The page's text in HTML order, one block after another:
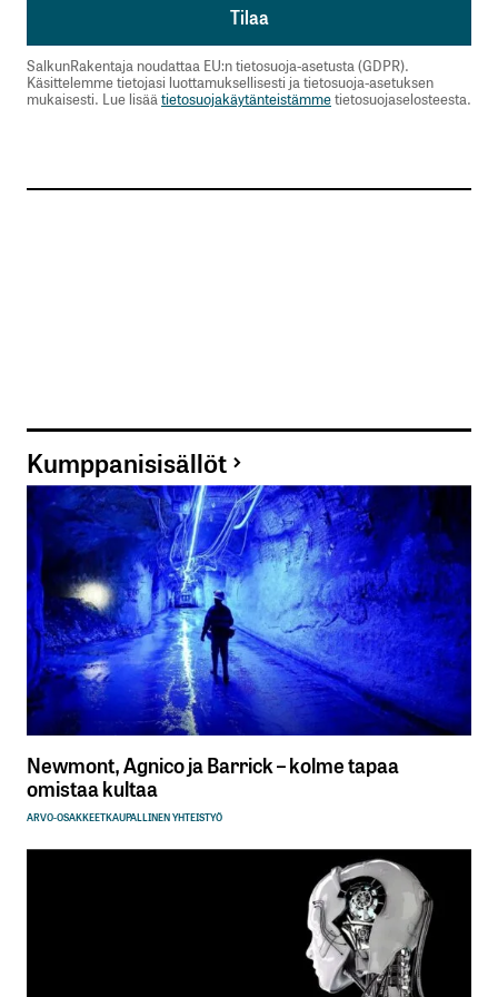
SalkunRakentaja noudattaa EU:n tietosuoja-asetusta (GDPR).
Käsittelemme tietojasi luottamuksellisesti ja tietosuoja-asetuksen
mukaisesti. Lue lisää tietosuojakäytänteistämmetietosuojaselosteesta.
Kumppanisisällöt
Newmont, Agnico ja Barrick – kolme tapaa
omistaa kultaa
ARVO-OSAKKEETKAUPALLINEN YHTEISTYÖ